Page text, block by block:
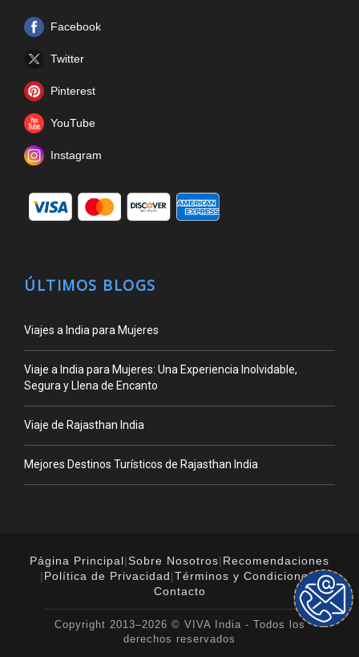
Facebook
Twitter
Pinterest
YouTube
Instagram
ÚLTIMOS BLOGS
Viajes a India para Mujeres
Viaje a India para Mujeres: Una Experiencia Inolvidable,
Segura y Llena de Encanto
Viaje de Rajasthan India
Mejores Destinos Turísticos de Rajasthan India
Página Principal|Sobre Nosotros| Recomendaciones
| Política de Privacidad|Términos y Condiciones|
Contacto
Copyright 2013–2026 © VIVA India - Todos los
derechos reservados